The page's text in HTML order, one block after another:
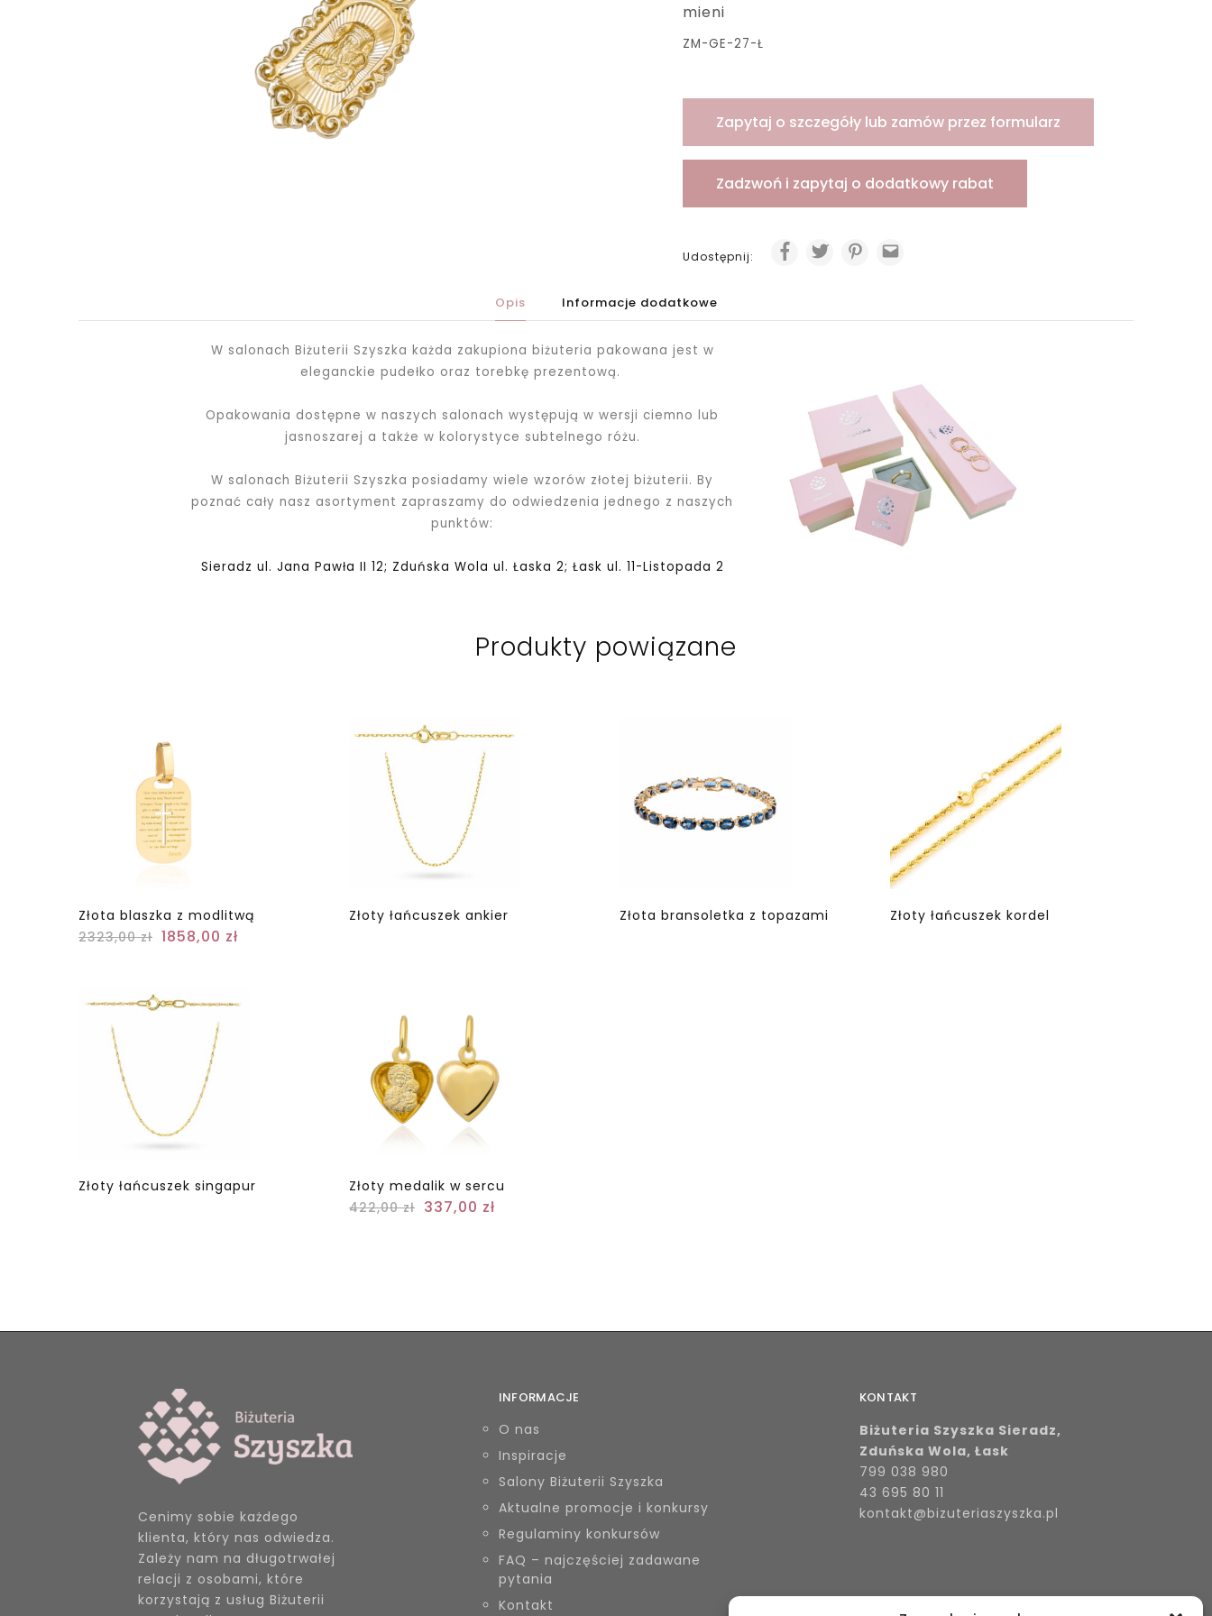
mieni
ZM-GE-27-Ł
Zapytaj o szczegóły lub zamów przez formularz
Zadzwoń i zapytaj o dodatkowy rabat
Udostępnij:
Opis Informacje dodatkowe
W salonach Biżuterii Szyszka każda zakupiona biżuteria pakowana jest w
eleganckie pudełko oraz torebkę prezentową.
Opakowania dostępne w naszych salonach występują w wersji ciemno lub
jasnoszarej a także w kolorystyce subtelnego różu.
W salonach Biżuterii Szyszka posiadamy wiele wzorów złotej biżuterii. By
poznać cały nasz asortyment zapraszamy do odwiedzenia jednego z naszych
punktów:
Sieradz ul. Jana Pawła II 12; Zduńska Wola ul. Łaska 2; Łask ul. 11-Listopada 2
Produkty powiązane
Złota blaszka z modlitwą
2323,00zł 1858,00 zł
Złoty łańcuszek ankier Złota bransoletka z topazami Złoty łańcuszek kordel
Złoty łańcuszek singapur
Złoty medalik w sercu
422,00zł 337,00 zł
Cenimy sobie każdego
klienta, który nas odwiedza.
Zależy nam na długotrwałej
relacji z osobami, które
korzystają z usług Biżuterii
INFORMACJE
O nas
Inspiracje
Salony Biżuterii Szyszka
Aktualne promocje i konkursy
Regulaminy konkursów
FAQ – najczęściej zadawane
pytania
Kontakt
KONTAKT
Biżuteria Szyszka Sieradz,
Zduńska Wola, Łask
799 038 980
43 695 80 11
kontakt@bizuteriaszyszka.pl